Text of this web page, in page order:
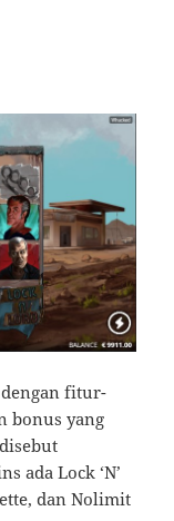
fitur-
bonus yang
ada Lock ‘N’
dan Nolimit